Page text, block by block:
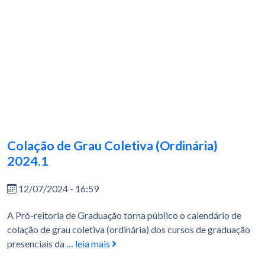
Colação de Grau Coletiva (Ordinária)
2024.1
12/07/2024 - 16:59
A Pró-reitoria de Graduação torna público o calendário de
colação de grau coletiva (ordinária) dos cursos de graduação
presenciais da… leia mais